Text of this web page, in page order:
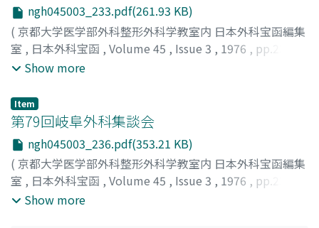
ngh045003_233.pdf(261.93 KB)
( 京都大学医学部外科整形外科学教室内 日本外科宝函編集
室 , 日本外科宝函 , Volume 45 , Issue 3 , 1976 , pp.233-
235)
Show more
Item
第79回岐阜外科集談会
ngh045003_236.pdf(353.21 KB)
( 京都大学医学部外科整形外科学教室内 日本外科宝函編集
室 , 日本外科宝函 , Volume 45 , Issue 3 , 1976 , pp.236-
239)
Show more